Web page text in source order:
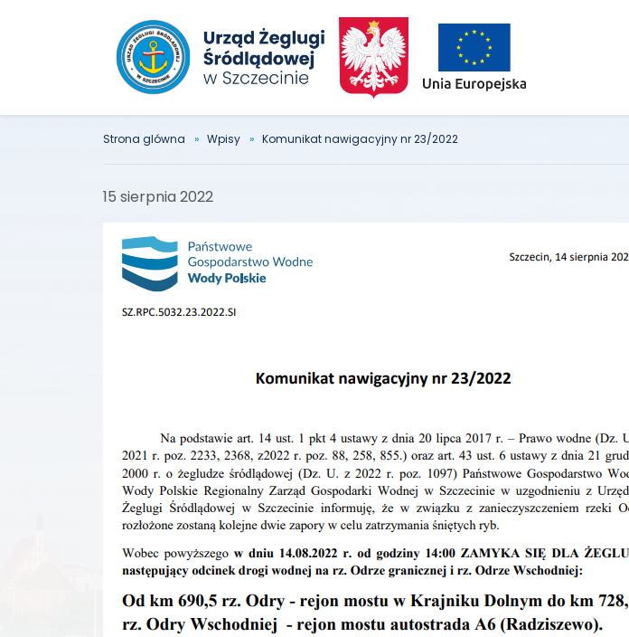
Strona glówna Wpisy Komunikat nawigacyjny nr 23/2022
15 sierpnia 2022